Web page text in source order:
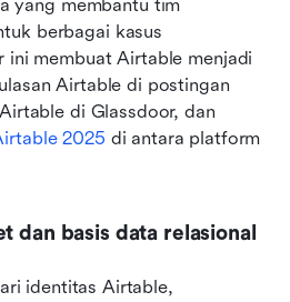
yang membantu tim
berbagai kasus
ini membuat Airtable menjadi
Airtable di postingan
2025 di antara platform
dan basis data relasional
identitas Airtable,